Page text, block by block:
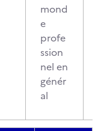
mond
e
profe
ssion
nel en
génér
al